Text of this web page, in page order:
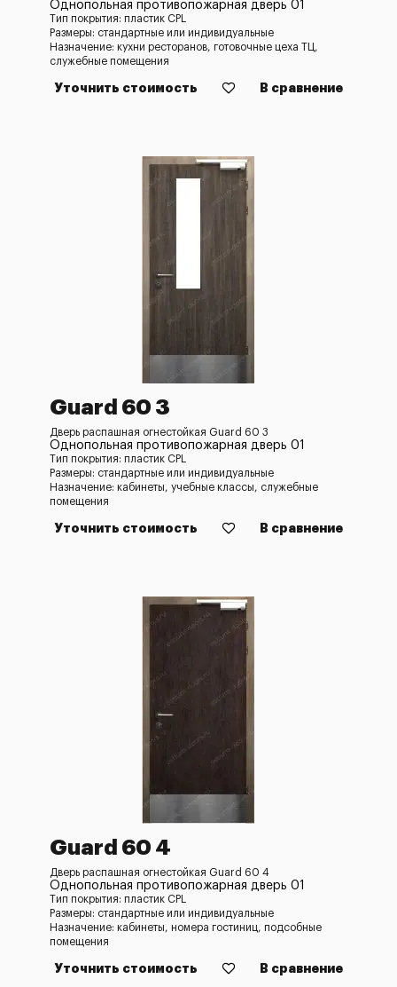
Однопольная противопожарная дверь 01
Тип покрытия: пластик CPL
Размеры: стандартные или индивидуальные
Назначение: кухни ресторанов, готовочные цеха ТЦ,
служебные помещения
Уточнить стоимость В сравнение
Guard 60 3
Дверь распашная огнестойкая Guard 60 3
Однопольная противопожарная дверь 01
Тип покрытия: пластик CPL
Размеры: стандартные или индивидуальные
Назначение: кабинеты, учебные классы, служебные
помещения
Уточнить стоимость В сравнение
Guard 60 4
Дверь распашная огнестойкая Guard 60 4
Однопольная противопожарная дверь 01
Тип покрытия: пластик CPL
Размеры: стандартные или индивидуальные
Назначение: кабинеты, номера гостиниц, подсобные
помещения
Уточнить стоимость В сравнение